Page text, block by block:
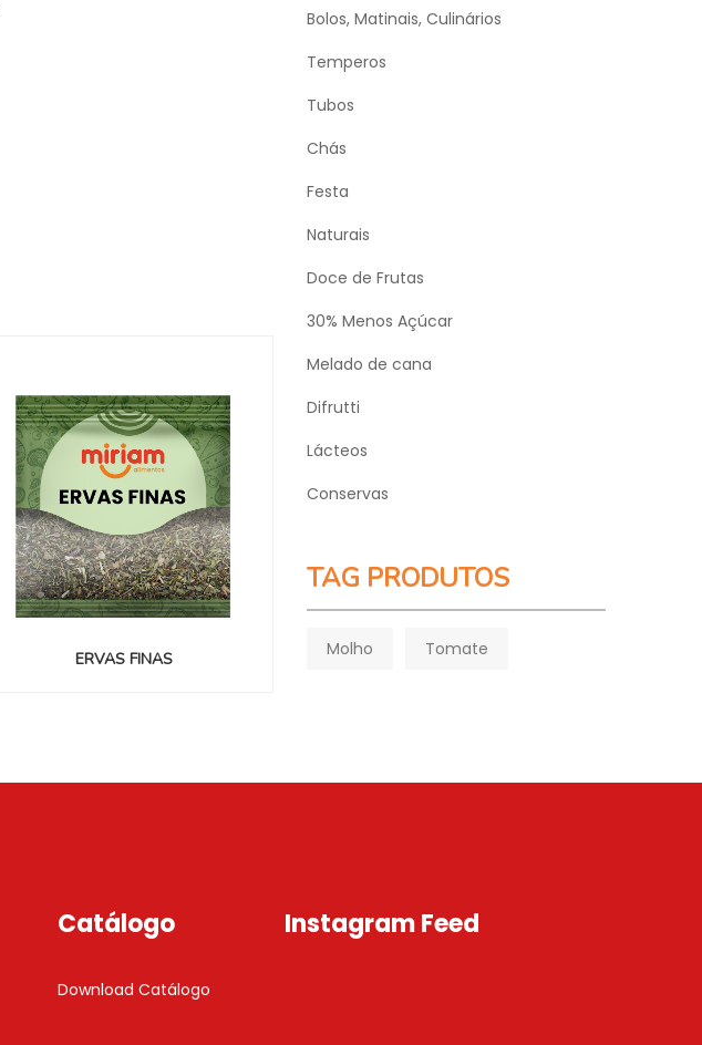
ERVAS FINAS
Bolos, Matinais, Culinários
Temperos
Tubos
Chás
Festa
Naturais
Doce de Frutas
30% Menos Açúcar
Melado de cana
Difrutti
Lácteos
Conservas
TAG PRODUTOS
Molho Tomate
Catálogo
Download Catálogo
Instagram Feed